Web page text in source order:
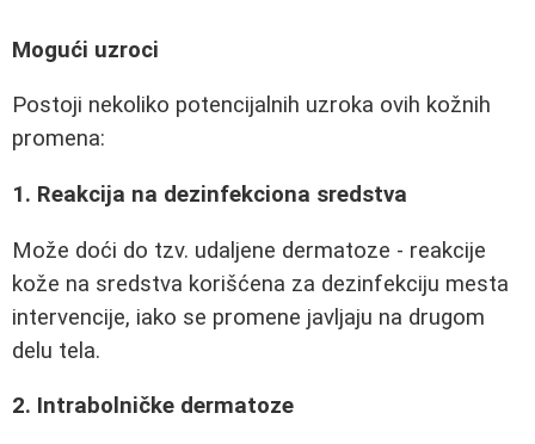
Mogući uzroci
Postoji nekoliko potencijalnih uzroka ovih kožnih
promena:
1. Reakcija na dezinfekciona sredstva
Može doći do tzv. udaljene dermatoze - reakcije
kože na sredstva korišćena za dezinfekciju mesta
intervencije, iako se promene javljaju na drugom
delu tela.
2. Intrabolničke dermatoze